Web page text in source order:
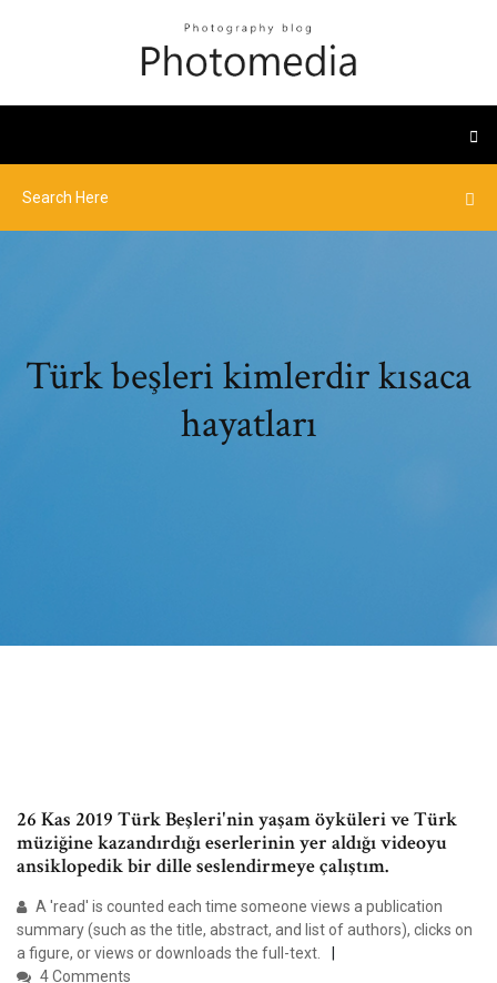
Türk beşleri kimlerdir kısaca
hayatları
26 Kas 2019 Türk Beşleri'nin yaşam öyküleri ve Türk
müziğine kazandırdığı eserlerinin yer aldığı videoyu
ansiklopedik bir dille seslendirmeye çalıştım.
A 'read' is counted each time someone views a publication
summary (such as the title, abstract, and list of authors), clicks on
a figure, or views or downloads the full-text.
4 Comments